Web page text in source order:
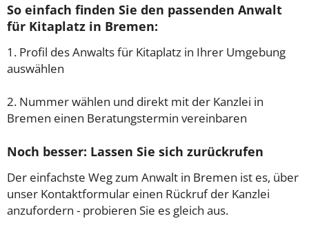
So einfach finden Sie den passenden Anwalt
für Kitaplatz in Bremen:
1. Profil des Anwalts für Kitaplatz in Ihrer Umgebung
auswählen
2. Nummer wählen und direkt mit der Kanzlei in
Bremen einen Beratungstermin vereinbaren
Noch besser: Lassen Sie sich zurückrufen
Der einfachste Weg zum Anwalt in Bremen ist es, über
unser Kontaktformular einen Rückruf der Kanzlei
anzufordern - probieren Sie es gleich aus.